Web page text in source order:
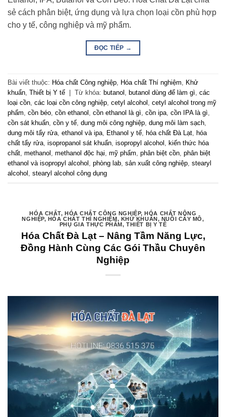
sẻ cách phân biệt, ứng dụng và lựa chọn loại cồn phù hợp
cho y tế, công nghiệp và mỹ phẩm.
ĐỌC TIẾP →
Bài viết thuộc: Hóa chất Công nghiệp Hóa chất Thí nghiệm
Khử
khuẩn Thiết bị Y tế Từ khóa: butanol butanol dùng để làm gì các
loại cồn các loại cồn công nghiệp cetyl alcohol
cetyl alcohol trong mỹ
phẩm cồn béo cồn ethanol cồn ethanol là gì cồn ipa cồn IPA là gì
cồn sát khuẩn cồn y tế dung môi công nghiệp dung môi làm sạch
dung môi tẩy rửa ethanol và ipa Ethanol y tế hóa chất Đà Lạt
hóa
chất tẩy rửa isopropanol sát khuẩn isopropyl alcohol
kiến thức hóa
chất methanol methanol độc hại mỹ phẩm phân biệt cồn phân biệt
ethanol và isopropyl alcohol
phòng lab sản xuất công nghiệp stearyl
alcohol
stearyl alcohol công dụng
HÓA CHẤT, HÓA CHẤT CÔNG NGHIỆP,HÓA CHẤT NÔNG
NGHIỆP, HÓA CHẤT THÍ NGHIỆM, KHỬ KHUẨN, NUÔI CẤY MÔ,
PHỤ GIA THỰC PHẨM,THIẾT BỊ Y TẾ
Hóa Chất Đà Lạt – Nâng Tầm Năng Lực,
Đồng Hành Cùng Các Gói Thầu Chuyên
Nghiệp